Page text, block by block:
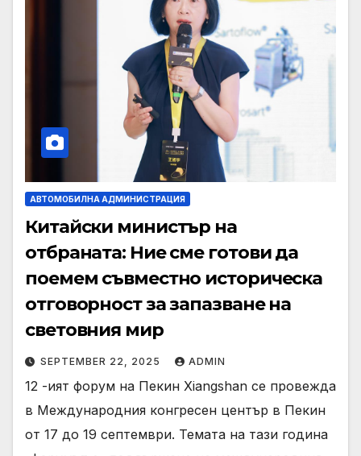
АВТОМОБИЛНА АДМИНИСТРАЦИЯ
Китайски министър на
отбраната: Ние сме готови да
поемем съвместно историческа
отговорност за запазване на
световния мир
SEPTEMBER 22, 2025 ADMIN
12 -ият форум на Пекин Xiangshan се провежда
в Международния конгресен център в Пекин
от 17 до 19 септември. Темата на тази година